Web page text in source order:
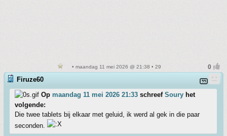
• maandag 11 mei 2026 @ 21:38 • 29
Firuze60
Op maandag 11 mei 2026 21:33 schreef Soury het
volgende:
Die twee tablets bij elkaar met geluid, ik werd al gek in die paar
seconden.